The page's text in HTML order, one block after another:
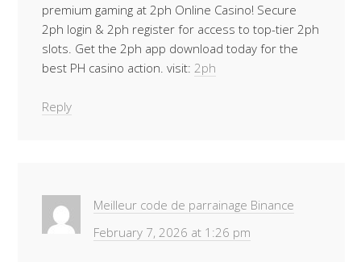
premium gaming at 2ph Online Casino! Secure
2ph login & 2ph register for access to top-tier 2ph
slots. Get the 2ph app download today for the
best PH casino action. visit: 2ph
Reply
Meilleur code de parrainage Binance
February 7, 2026 at 1:26 pm